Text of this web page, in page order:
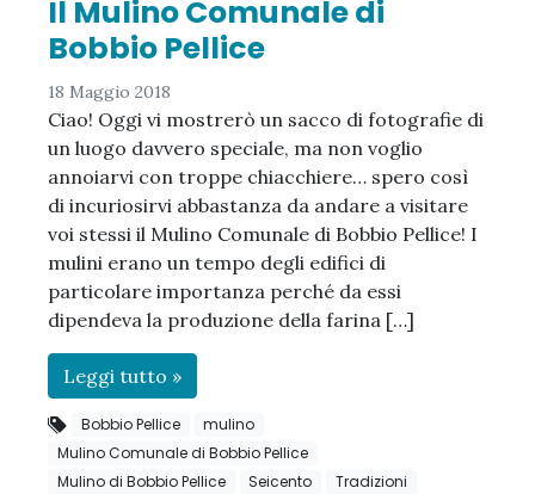
Il Mulino Comunale di
Bobbio Pellice
18 Maggio 2018
Ciao! Oggi vi mostrerò un sacco di fotografie di
un luogo davvero speciale, ma non voglio
annoiarvi con troppe chiacchiere… spero così
di incuriosirvi abbastanza da andare a visitare
voi stessi il Mulino Comunale di Bobbio Pellice! I
mulini erano un tempo degli edifici di
particolare importanza perché da essi
dipendeva la produzione della farina […]
Leggi tutto »
Bobbio Pellice
mulino
Mulino Comunale di Bobbio Pellice
Mulino di Bobbio Pellice
Seicento
Tradizioni